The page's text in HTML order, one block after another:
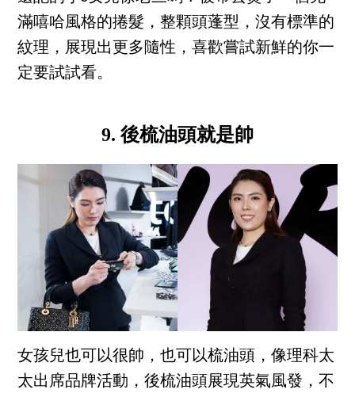
滿嘻哈風格的捲髮，整顆頭蓬型，沒有標準的
紋理，展現出更多隨性，喜歡嘗試新鮮的你一
定要試試看。
9. 後梳油頭就是帥
女孩兒也可以很帥，也可以梳油頭，像理科太
太出席品牌活動，後梳油頭展現英氣風發，不